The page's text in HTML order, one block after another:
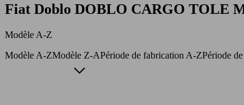
Fiat Doblo DOBLO CARGO TOLE
Modèle A-Z
Modèle A-ZModèle Z-APériode de fabrication A-ZPériode